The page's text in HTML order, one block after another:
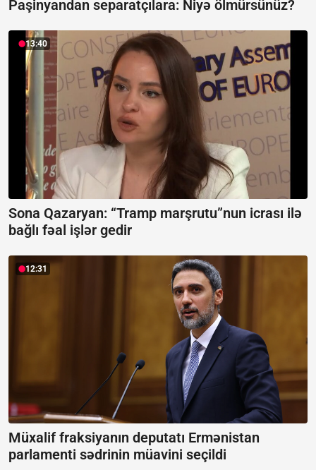
Paşinyandan separatçılara: Niyə ölmürsünüz?
13:40
Sona Qazaryan: “Tramp marşrutu”nun icrası ilə
bağlı fəal işlər gedir
12:31
Müxalif fraksiyanın deputatı Ermənistan
parlamenti sədrinin müavini seçildi